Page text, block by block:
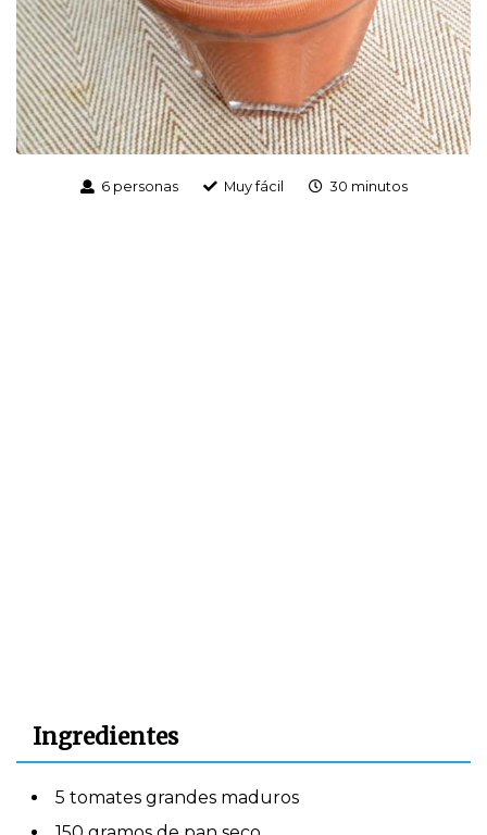
6 personas Muy fácil 30 minutos
Ingredientes
5 tomates grandes maduros